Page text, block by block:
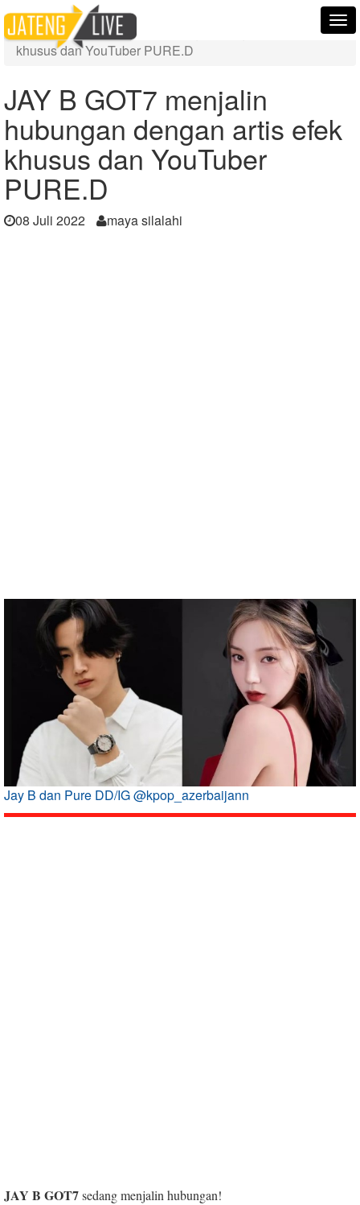
Home
Berita
JAY B GOT7 menjalin hubungan dengan artis efek
khusus dan YouTuber PURE.D
JAY B GOT7 menjalin
hubungan dengan artis efek
khusus dan YouTuber
PURE.D
08 Juli 2022 maya silalahi
Jay B dan Pure DD/IG @kpop_azerbaijann
JAY B GOT7sedang menjalin hubungan!